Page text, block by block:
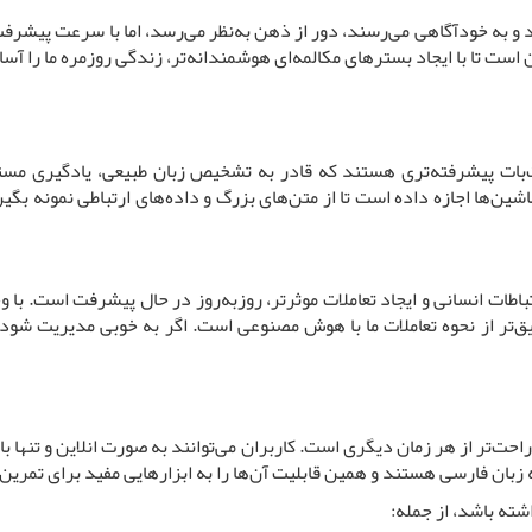
و به خودآگاهی می‌رسند، دور از ذهن به‌نظر می‌رسد، اما با سرعت
تا با ایجاد بسترهای مکالمه‌ای هوشمندانه‌تر، زندگی روزمره ما را
هستند که قادر به تشخیص زبان طبیعی، یادگیری مستمر
اجازه داده‌ است تا از متن‌های بزرگ و داده‌های ارتباطی نمونه
انسانی و ایجاد تعاملات موثرتر، روز‌به‌روز در حال پیشرفت است.
از نحوه تعاملات ما با هوش مصنوعی است. اگر به خوبی
از هر زمان دیگری است. کاربران می‌توانند به صورت انلاین و
زبان فارسی هستند و همین قابلیت آن‌ها را به ابزارهایی مفید برای
باشد، از جمله: